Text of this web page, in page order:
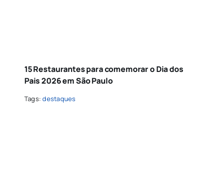
15 Restaurantes para comemorar o Dia dos
Pais 2026 em São Paulo
Tags:destaques